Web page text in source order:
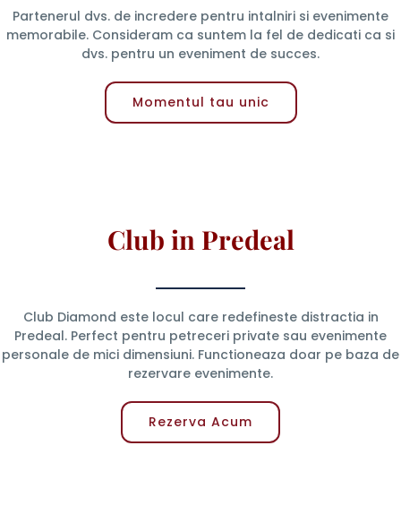
Partenerul dvs. de incredere pentru intalniri si evenimente
memorabile. Consideram ca suntem la fel de dedicati ca si
dvs. pentru un eveniment de succes.
Momentul tau unic
Club in Predeal
Club Diamond este locul care redefineste distractia in
Predeal. Perfect pentru petreceri private sau evenimente
personale de mici dimensiuni. Functioneaza doar pe baza de
rezervare evenimente.
Rezerva Acum